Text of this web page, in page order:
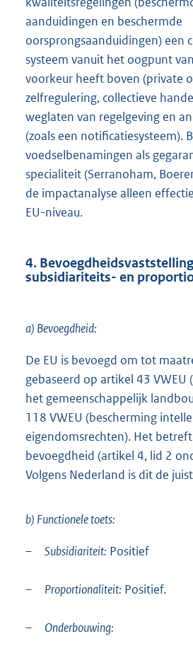
aanduidingen en beschermde
oorsprongsaanduidingen) een
systeem vanuit het oogpunt
voorkeur heeft boven (private
zelfregulering, collectieve
weglaten van regelgeving en
(zoals een notificatiesysteem).
voedselbenamingen als
specialiteit (Serranoham,
de impactanalyse alleen
EU-niveau.
4.
subsidiariteits- en
a) Bevoegdheid:
De EU is bevoegd om tot
gebaseerd op artikel 43 VWEU
het gemeenschappelijk
118 VWEU (bescherming
eigendomsrechten). Het
bevoegdheid (artikel 4, lid 2
Volgens Nederland is dit de
b) Functionele toets:
– Subsidiariteit: Positief
– Proportionaliteit: Positief.
– Onderbouwing: